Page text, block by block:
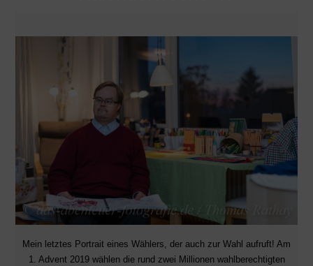
Mein letztes Portrait eines Wählers, der auch zur Wahl aufruft! Am
1. Advent 2019 wählen die rund zwei Millionen wahlberechtigten